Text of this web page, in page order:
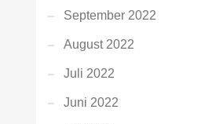
September 2022
August 2022
Juli 2022
Juni 2022